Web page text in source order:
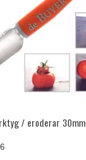
/ eroderar 30mm